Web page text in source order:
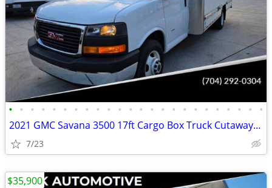
• • • • • • • • • • • • • • • • • • • • • • • •
2021 GMC Savana 3500 17ft Cargo Box Truck Cutaway Work Delivery Van
7/23
$35,900